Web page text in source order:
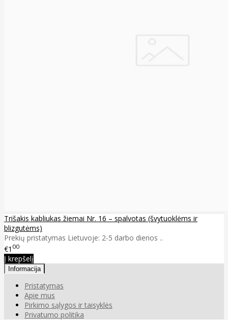
Trišakis kabliukas žiemai Nr. 16 – spalvotas (švytuoklėms ir
blizgutėms)
Prekių pristatymas Lietuvoje: 2-5 darbo dienos ..
€1 00
Į krepšelį
Informacija
Pristatymas
Apie mus
Pirkimo sąlygos ir taisyklės
Privatumo politika